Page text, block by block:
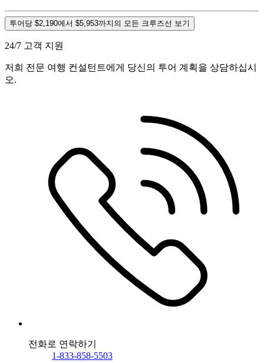
투어당 $2,190에서 $5,953까지의 모든 크루즈선 보기
24/7 고객 지원
저희 전문 여행 컨설턴트에게 당신의 투어 계획을 상담하십시
오.
전화로 연락하기
1-833-858-5503